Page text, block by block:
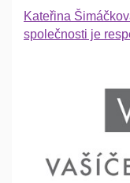
Kateřina
společnosti je